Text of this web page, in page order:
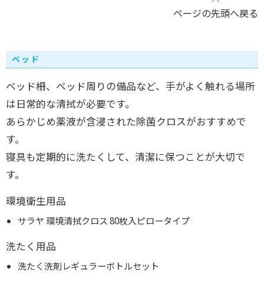
ページの先頭へ戻る
ベッド
ベッド柵、ベッド周りの備品など、手がよく触れる場所
は日常的な清拭が必要です。
あらかじめ薬液が含浸された除菌クロスがおすすめで
す。
寝具も定期的に洗たくして、清潔に保つことが大切で
す。
環境衛生用品
サラヤ 環境清拭クロス 80枚入ピロータイプ
洗たく用品
洗たく洗剤レギュラーボトルセット